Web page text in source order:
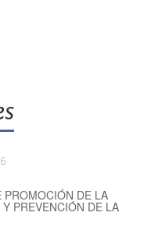
PROMOCIÓN DE LA
PREVENCIÓN DE LA